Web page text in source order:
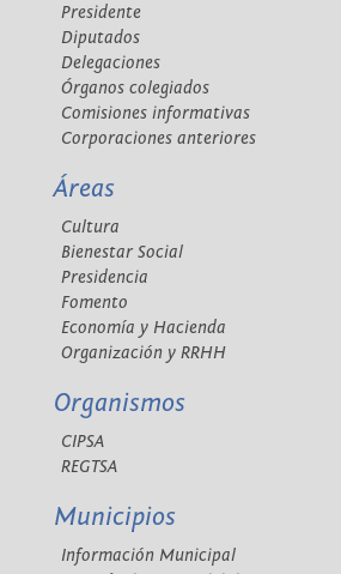
Presidente
Diputados
Delegaciones
Órganos colegiados
Comisiones informativas
Corporaciones anteriores
Áreas
Cultura
Bienestar Social
Presidencia
Fomento
Economía y Hacienda
Organización y RRHH
Organismos
CIPSA
REGTSA
Municipios
Información Municipal